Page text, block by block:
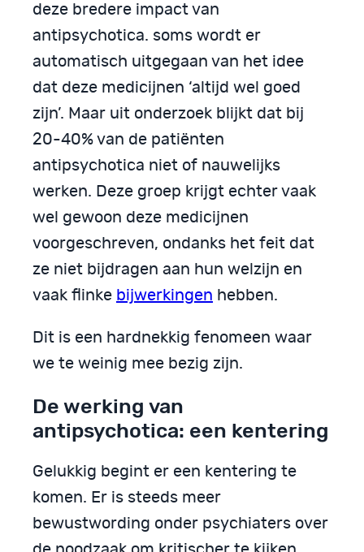
deze bredere impact van
antipsychotica. soms wordt er
automatisch uitgegaan van het idee
dat deze medicijnen ‘altijd wel goed
zijn’. Maar uit onderzoek blijkt dat bij
20-40% van de patiënten
antipsychotica niet of nauwelijks
werken. Deze groep krijgt echter vaak
wel gewoon deze medicijnen
voorgeschreven, ondanks het feit dat
ze niet bijdragen aan hun welzijn en
vaak flinke bijwerkingen hebben.
Dit is een hardnekkig fenomeen waar
we te weinig mee bezig zijn.
De werking van
antipsychotica: een kentering
Gelukkig begint er een kentering te
komen. Er is steeds meer
bewustwording onder psychiaters over